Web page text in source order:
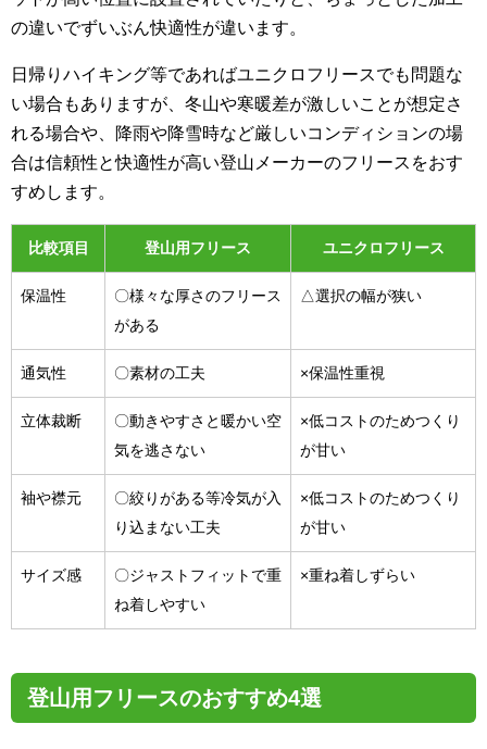
の違いでずいぶん快適性が違います。
日帰りハイキング等であればユニクロフリースでも問題な
い場合もありますが、冬山や寒暖差が激しいことが想定さ
れる場合や、降雨や降雪時など厳しいコンディションの場
合は信頼性と快適性が高い登山メーカーのフリースをおす
すめします。
比較項目 登山用フリース ユニクロフリース
保温性
〇様々な厚さのフリース
がある
△選択の幅が狭い
通気性 〇素材の工夫 ×保温性重視
立体裁断
〇動きやすさと暖かい空
気を逃さない
×低コストのためつくり
が甘い
袖や襟元
〇絞りがある等冷気が入
り込まない工夫
×低コストのためつくり
が甘い
サイズ感
〇ジャストフィットで重
ね着しやすい
×重ね着しずらい
登山用フリースのおすすめ4選